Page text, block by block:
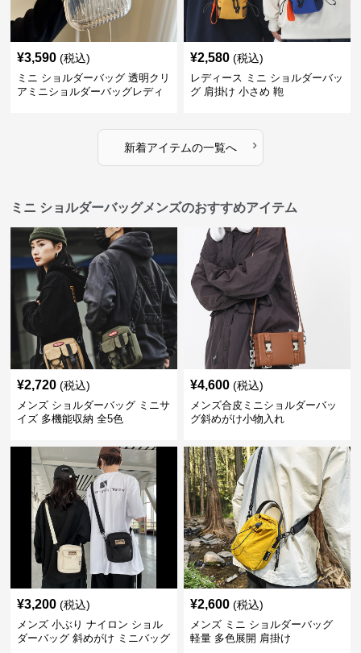
¥3,590 (税込)
ミニ ショルダーバッグ 透明クリ
アミニショルダーバッグレディ
¥2,580 (税込)
レディース ミニ ショルダーバッ
グ 肩掛け 小さめ 鞄
新着アイテムの一覧へ ›
ミニ ショルダーバッグメンズのおすすめアイテム
¥2,720 (税込)
メンズ ショルダーバッグ ミニサ
イズ 多機能収納 全5色
¥4,600 (税込)
メンズ合皮ミニショルダーバッ
グ斜めがけ小物入れ
¥3,200 (税込)
メンズ 小ぶり ナイロン ショル
ダーバッグ 斜めがけ ミニバッグ
¥2,600 (税込)
メンズ ミニ ショルダーバッグ
軽量 多色展開 肩掛け